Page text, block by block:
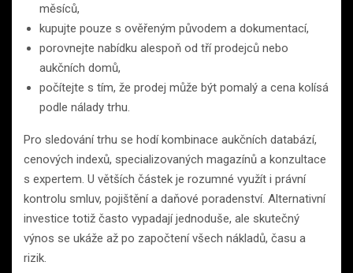
měsíců,
kupujte pouze s ověřeným původem a dokumentací,
porovnejte nabídku alespoň od tří prodejců nebo
aukčních domů,
počítejte s tím, že prodej může být pomalý a cena kolísá
podle nálady trhu.
Pro sledování trhu se hodí kombinace aukčních databází,
cenových indexů, specializovaných magazínů a konzultace
s expertem. U větších částek je rozumné využít i právní
kontrolu smluv, pojištění a daňové poradenství. Alternativní
investice totiž často vypadají jednoduše, ale skutečný
výnos se ukáže až po započtení všech nákladů, času a
rizik.